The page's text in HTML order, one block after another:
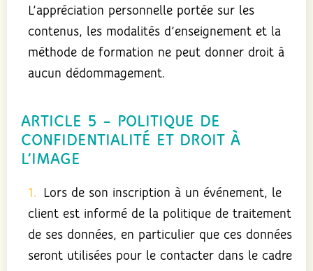
L’appréciation personnelle portée sur les
contenus, les modalités d’enseignement et la
méthode de formation ne peut donner droit à
aucun dédommagement.
ARTICLE 5 – POLITIQUE DE
CONFIDENTIALITÉ ET DROIT À
L’IMAGE
Lors de son inscription à un événement, le
client est informé de la politique de traitement
de ses données, en particulier que ces données
seront utilisées pour le contacter dans le cadre